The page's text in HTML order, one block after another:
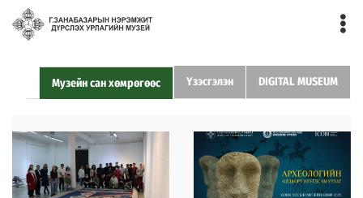
Музейн сан хөмрөгөөс Үзэсгэлэн DIGITAL MUSEUM